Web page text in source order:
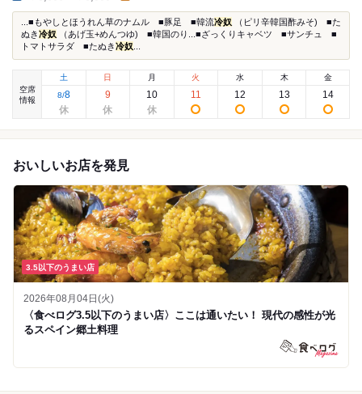
...■もやしとほうれん草のナムル ■豚足 ■韓流冷奴 （ピリ辛韓国酢みそ) ■た
ぬき冷奴 （あげ玉+めんつゆ) ■韓国のり...■ざっくりキャベツ ■サンチュ ■
トマトサラダ ■たぬき冷奴
空席
情報
土
8/8
日
9
月
10
火
11
水
12
木
13
金
14
おいしいお店を発見
3.5以下のうまい店
2026年08月04日(火)
〈食べログ3.5以下のうまい店〉ここは通いたい！ 現代の感性が光
るスペイン郷土料理